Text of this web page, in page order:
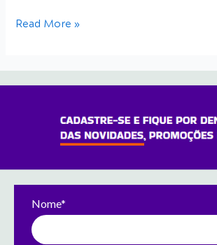
Read More »
Nome*